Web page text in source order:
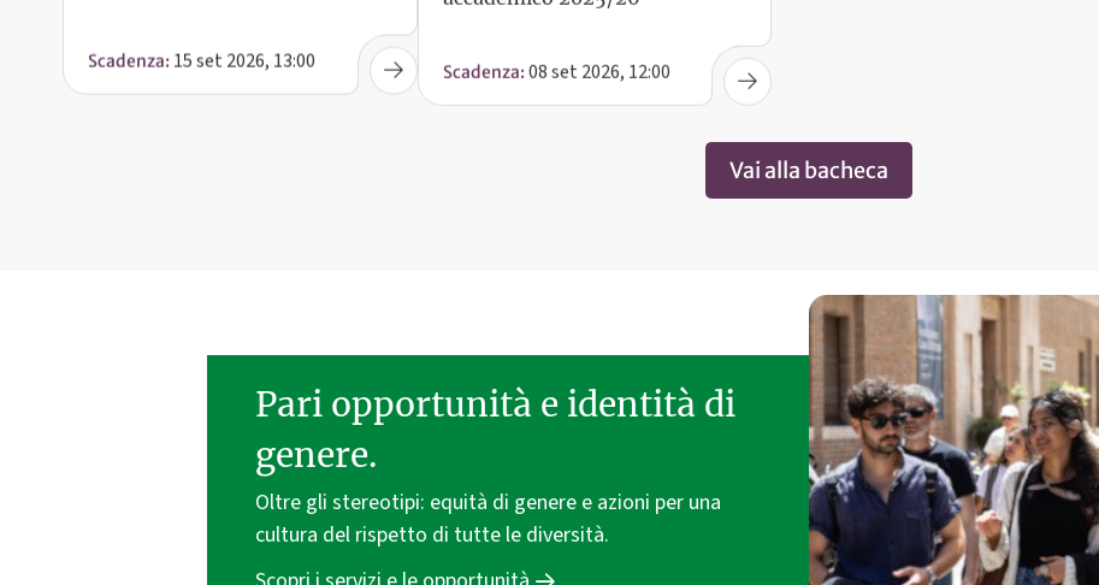
Scadenza: 15 set 2026, 13:00 Scadenza: 08 set 2026, 12:00
Vai alla bacheca
Pari opportunità e identità di
genere.
Oltre gli stereotipi: equità di genere e azioni per una
cultura del rispetto di tutte le diversità.